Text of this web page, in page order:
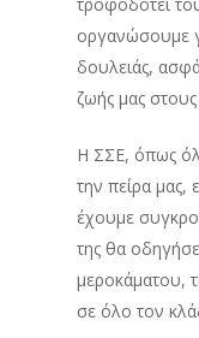
τροφοδοτεί
οργανώσουμε
δουλειάς,
ζωής μας
Η ΣΣΕ, όπως
την πείρα μας,
έχουμε
της θα
μεροκάματου,
σε όλο τον